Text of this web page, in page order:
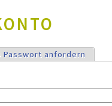
Passwort anfordern